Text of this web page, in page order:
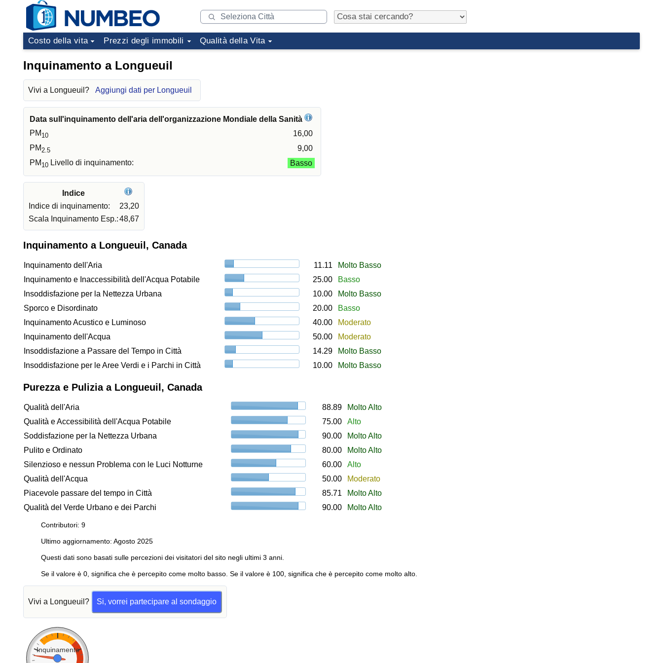
Costo della vita Prezzi degli immobili Qualità della Vita
Inquinamento a Longueuil
Vivi a Longueuil? Aggiungi dati per Longueuil
Data sull'inquinamento dell'aria dell'organizzazione Mondiale della Sanità
PM 10
16,00
PM2.5
9,00
PM 10 Livello di inquinamento: Basso
Indice
Indice di inquinamento:
23,20
Scala Inquinamento Esp.:48,67
Inquinamento a Longueuil, Canada
Inquinamento dell'Aria 11.11
Molto Basso
Inquinamento e Inaccessibilità dell'Acqua Potabile
25.00
Basso
Insoddisfazione per la Nettezza Urbana
10.00
Molto Basso
Sporco e Disordinato
20.00
Basso
Inquinamento Acustico e Luminoso
40.00
Moderato
Inquinamento dell'Acqua
50.00
Moderato
Insoddisfazione a Passare del Tempo in Città
14.29
Molto Basso
Insoddisfazione per le Aree Verdi e i Parchi in Città
10.00 Molto Basso
Purezza e Pulizia a Longueuil, Canada
Qualità dell'Aria 88.89
Molto Alto
Qualità e Accessibilità dell'Acqua Potabile
75.00
Alto
Soddisfazione per la Nettezza Urbana
90.00
Molto Alto
Pulito e Ordinato
80.00
Molto Alto
Silenzioso e nessun Problema con le Luci Notturne
60.00
Alto
Qualità dell'Acqua
50.00
Moderato
Piacevole passare del tempo in Città
85.71
Molto Alto
Qualità del Verde Urbano e dei Parchi
90.00 Molto Alto
Contributori: 9
Ultimo aggiornamento: Agosto 2025
Questi dati sono basati sulle percezioni dei visitatori del sito negli ultimi 3 anni.
Se il valore è 0, significa che è percepito come molto basso. Se il valore è 100, significa che è percepito come molto alto.
Vivi a Longueuil? Si, vorrei partecipare al sondaggio
Inquinamento